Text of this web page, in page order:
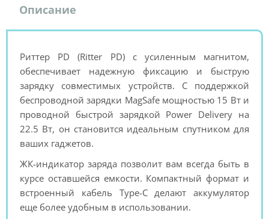
Описание
Риттер PD (Ritter PD) с усиленным магнитом,
обеспечивает надежную фиксацию и быструю
зарядку совместимых устройств. С поддержкой
беспроводной зарядки MagSafe мощностью 15 Вт и
проводной быстрой зарядкой Power Delivery на
22.5 Вт, он становится идеальным спутником для
ваших гаджетов.
ЖК-индикатор заряда позволит вам всегда быть в
курсе оставшейся емкости. Компактный формат и
встроенный кабель Type-C делают аккумулятор
еще более удобным в использовании.